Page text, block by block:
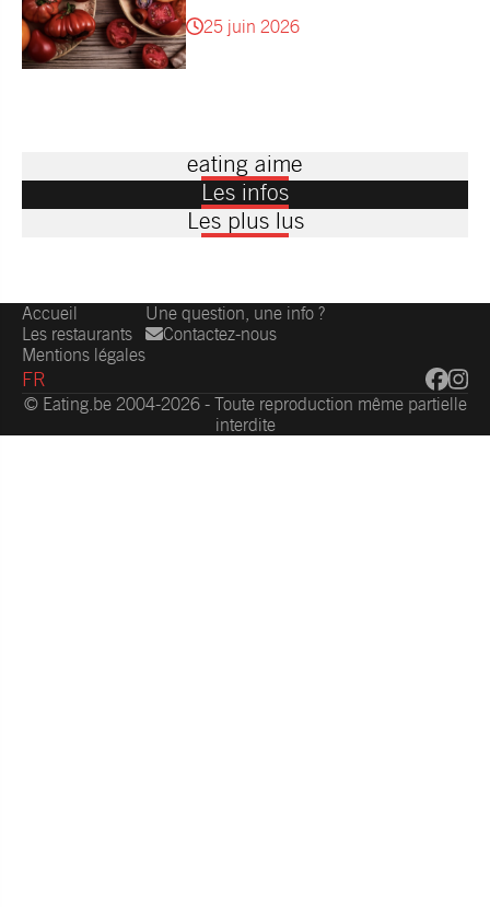
25 juin 2026
eating aime
Les infos
Les plus lus
Accueil
Les restaurants
Mentions légales
Une question, une info ?
Contactez-nous
FR
© Eating.be 2004-2026 - Toute reproduction même partielle
interdite